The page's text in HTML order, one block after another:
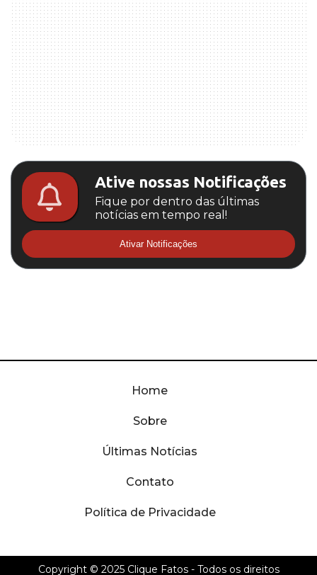
Ative nossas Notificações
Fique por dentro das últimas
notícias em tempo real!
Ativar Notificações
Home
Sobre
Últimas Notícias
Contato
Política de Privacidade
Copyright © 2025 Clique Fatos- Todos os direitos